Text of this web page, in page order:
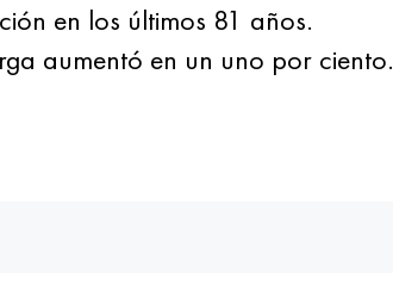
en los últimos 81 años.
aumentó en un uno por ciento.